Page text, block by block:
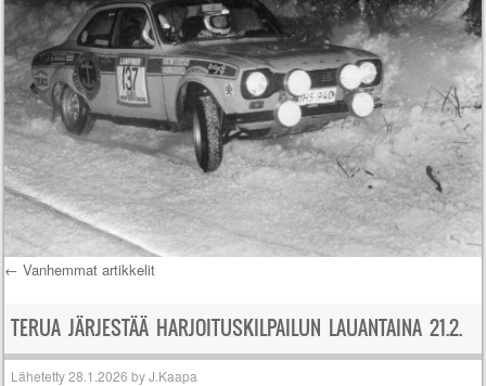
Artikkelien selaus
← Vanhemmat artikkelit
TERUA JÄRJESTÄÄ HARJOITUSKILPAILUN LAUANTAINA 21.2.
Lähetetty28.1.2026 byJ.Kaapa